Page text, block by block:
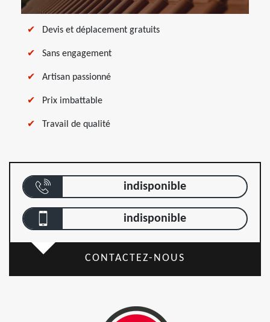
Devis et déplacement gratuits
Sans engagement
Artisan passionné
Prix imbattable
Travail de qualité
indisponible
indisponible
CONTACTEZ-NOUS